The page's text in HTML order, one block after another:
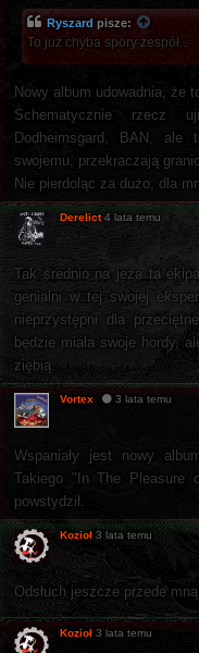
Ryszard pisze:
To już chyba spory zespół...
Nowy album udowadnia, że
Schematycznie rzecz
Dodheimsgard, BAN,
swojemu, przekraczają
Nie pierdoląc za dużo, dla
Derelict 4 lata temu
Tak średnio na jeża ta
genialni w tej swojej
nieprzystępni dla
będzie miała swoje hordy,
ziębią.
Vortex 3 lata temu
Wspaniały jest nowy
Takiego "In The Pleasure
powstydził.
Kozioł 3 lata temu
Odsłuch jeszcze przede
Kozioł 3 lata temu